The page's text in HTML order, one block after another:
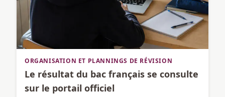
ORGANISATION ET PLANNINGS DE RÉVISION
Le résultat du bac français se consulte
sur le portail officiel